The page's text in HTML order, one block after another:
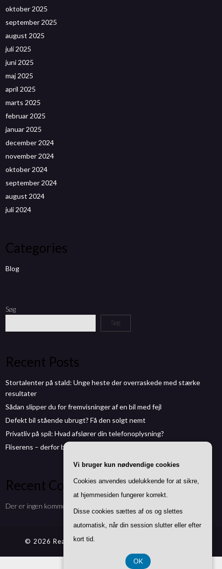
oktober 2025
september 2025
august 2025
juli 2025
juni 2025
maj 2025
april 2025
marts 2025
februar 2025
januar 2025
december 2024
november 2024
oktober 2024
september 2024
august 2024
juli 2024
Categories
Blog
Søg
Søg
Recent Posts
Stortalenter på stald: Unge heste der overraskede med stærke
resultater
Sådan slipper du for fremvisninger af en bil med fejl
Defekt bil stående ubrugt? Få den solgt nemt
Privatliv på spil: Hvad afslører din telefonoplysning?
Fliserens – derfor bør du give terrassen en forårskur
Recent Comments
Der er ingen kommentarer at vise.
© 2026 Reallifetests.dk
Vi bruger kun nødvendige cookies
Cookies anvendes udelukkende for at sikre,
at hjemmesiden fungerer korrekt.
Disse cookies sættes af os og slettes
automatisk, når din session slutter eller efter
kort tid.
OK